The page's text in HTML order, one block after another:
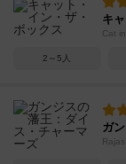
キ
Cat
2～5人
ガ